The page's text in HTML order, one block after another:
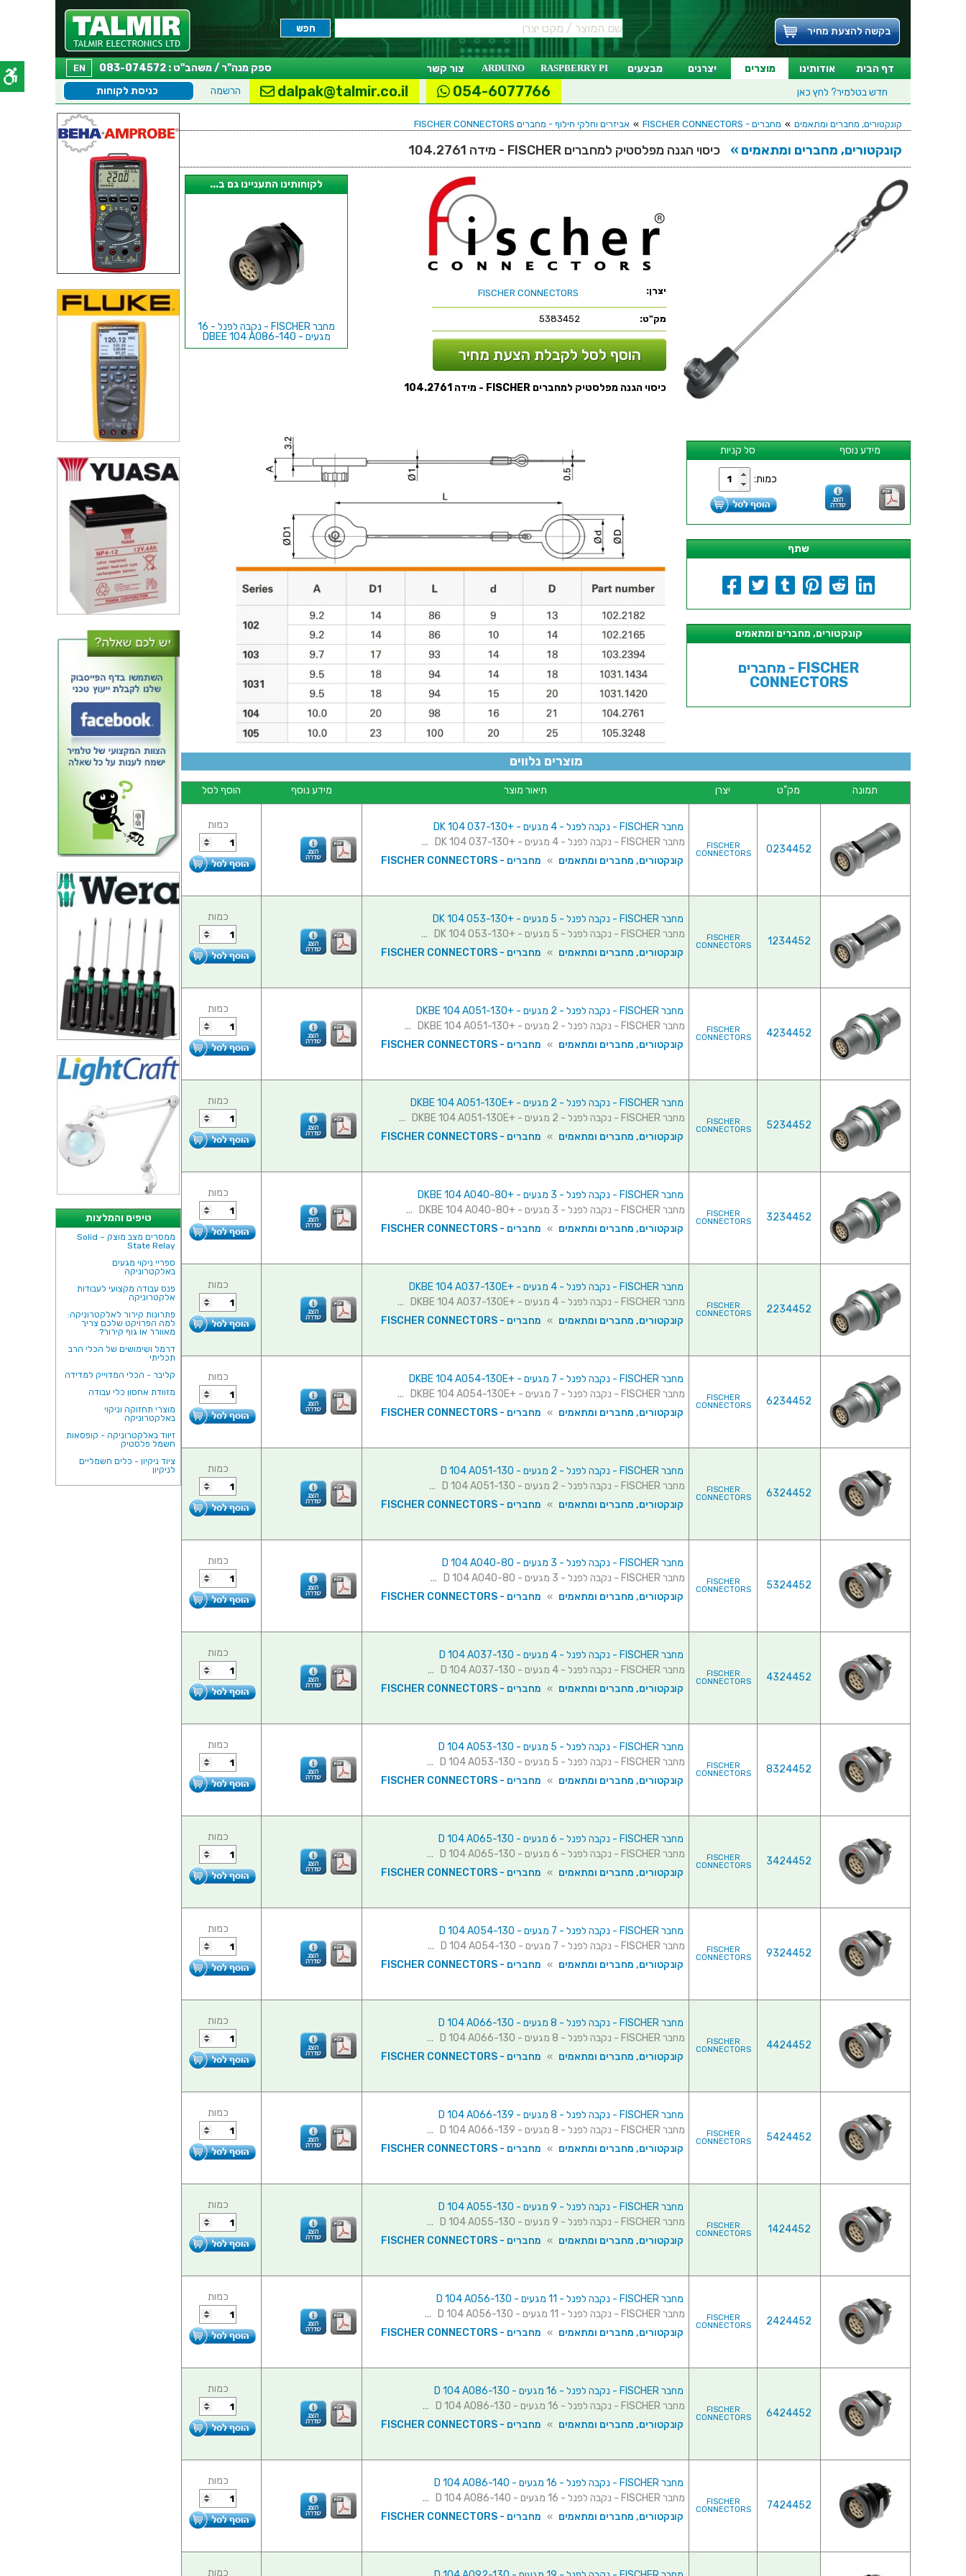
בקשה להצעת מחיר
דף הבית אודותינו מוצרים יצרנים מבצעים RASPBERRY PI
ARDUINO צור קשר EN
ספק מנה"ר / משהב"ט : 083-074572
חדש בטלמיר? לחץ כאן כניסת לקוחות הרשמה dalpak@talmir.co.il 054-6077766
טיפים והמלצות
ממסרים מצב מוצק – Solid
State Relay
ספריי ניקוי מגעים
באלקטרוניקה
פנס עבודה מקצועי לעבודות
אלקטרוניקה
פתרונות קירור לאלקטרוניקה:
למה הפרויקט שלכם צריך
מאוורר או גוף קירור?
דרמל ושימושים של הכלי הרב
תכליתי
קליבר - הכלי המדוייק למדידה
מזוודת אחסון כלי עבודה
מוצרי תחזוקה וניקוי
באלקטרוניקה
זיווד באלקטרוניקה - קופסאות
חשמל פלסטיק
ציוד ניקיון - כלים חשמליים
לניקיון
קונקטורים, מחברים ומתאמים » מחברים - FISCHER CONNECTORS » אביזרים וחלקי חילוף - מחברים FISCHER CONNECTORS
קונקטורים, מחברים ומתאמים » כיסוי הגנה מפלסטיק למחברים FISCHER - מידה 104.2761
סל קניות מידע נוסף
כמות:
שתף
קונקטורים, מחברים ומתאמים
מחברים - FISCHER
CONNECTORS
יצרן: FISCHER CONNECTORS
מק"ט: 5383452
הוסף לסל לקבלת הצעת מחיר
לקוחותינו התעניינו גם ב...
מחבר FISCHER - נקבה לפנל - 16
מגעים - DBEE 104 A086-140
מגעים - DBP 105 A067-139
מגעים - DBPE 105 A069-139
כיסוי הגנה מפלסטיק למחברים FISCHER - מידה 104.2761
מוצרים נלווים
תמונה מק"ט יצרן תיאור מוצר מידע נוסף הוסף לסל
0234452
FISCHER
CONNECTORS
מחבר FISCHER - נקבה לפנל - 4 מגעים - +DK 104 037-130
מחבר FISCHER - נקבה לפנל - 4 מגעים - +DK 104 037-130 ...
קונקטורים, מחברים ומתאמים » מחברים - FISCHER CONNECTORS
כמות
1234452
FISCHER
CONNECTORS
מחבר FISCHER - נקבה לפנל - 5 מגעים - +DK 104 053-130
מחבר FISCHER - נקבה לפנל - 5 מגעים - +DK 104 053-130 ...
קונקטורים, מחברים ומתאמים » מחברים - FISCHER CONNECTORS
כמות
4234452
FISCHER
CONNECTORS
מחבר FISCHER - נקבה לפנל - 2 מגעים - +DKBE 104 A051-130
מחבר FISCHER - נקבה לפנל - 2 מגעים - +DKBE 104 A051-130 ...
קונקטורים, מחברים ומתאמים » מחברים - FISCHER CONNECTORS
כמות
5234452
FISCHER
CONNECTORS
מחבר FISCHER - נקבה לפנל - 2 מגעים - +DKBE 104 A051-130E
מחבר FISCHER - נקבה לפנל - 2 מגעים - +DKBE 104 A051-130E ...
קונקטורים, מחברים ומתאמים » מחברים - FISCHER CONNECTORS
כמות
3234452
FISCHER
CONNECTORS
מחבר FISCHER - נקבה לפנל - 3 מגעים - +DKBE 104 A040-80
מחבר FISCHER - נקבה לפנל - 3 מגעים - +DKBE 104 A040-80 ...
קונקטורים, מחברים ומתאמים » מחברים - FISCHER CONNECTORS
כמות
2234452
FISCHER
CONNECTORS
מחבר FISCHER - נקבה לפנל - 4 מגעים - +DKBE 104 A037-130E
מחבר FISCHER - נקבה לפנל - 4 מגעים - +DKBE 104 A037-130E ...
קונקטורים, מחברים ומתאמים » מחברים - FISCHER CONNECTORS
כמות
6234452
FISCHER
CONNECTORS
מחבר FISCHER - נקבה לפנל - 7 מגעים - +DKBE 104 A054-130E
מחבר FISCHER - נקבה לפנל - 7 מגעים - +DKBE 104 A054-130E ...
קונקטורים, מחברים ומתאמים » מחברים - FISCHER CONNECTORS
כמות
6324452
FISCHER
CONNECTORS
מחבר FISCHER - נקבה לפנל - 2 מגעים - D 104 A051-130
מחבר FISCHER - נקבה לפנל - 2 מגעים - D 104 A051-130 ...
קונקטורים, מחברים ומתאמים » מחברים - FISCHER CONNECTORS
כמות
5324452
FISCHER
CONNECTORS
מחבר FISCHER - נקבה לפנל - 3 מגעים - D 104 A040-80
מחבר FISCHER - נקבה לפנל - 3 מגעים - D 104 A040-80 ...
קונקטורים, מחברים ומתאמים » מחברים - FISCHER CONNECTORS
כמות
4324452
FISCHER
CONNECTORS
מחבר FISCHER - נקבה לפנל - 4 מגעים - D 104 A037-130
מחבר FISCHER - נקבה לפנל - 4 מגעים - D 104 A037-130 ...
קונקטורים, מחברים ומתאמים » מחברים - FISCHER CONNECTORS
כמות
8324452
FISCHER
CONNECTORS
מחבר FISCHER - נקבה לפנל - 5 מגעים - D 104 A053-130
מחבר FISCHER - נקבה לפנל - 5 מגעים - D 104 A053-130 ...
קונקטורים, מחברים ומתאמים » מחברים - FISCHER CONNECTORS
כמות
3424452
FISCHER
CONNECTORS
מחבר FISCHER - נקבה לפנל - 6 מגעים - D 104 A065-130
מחבר FISCHER - נקבה לפנל - 6 מגעים - D 104 A065-130 ...
קונקטורים, מחברים ומתאמים » מחברים - FISCHER CONNECTORS
כמות
9324452
FISCHER
CONNECTORS
מחבר FISCHER - נקבה לפנל - 7 מגעים - D 104 A054-130
מחבר FISCHER - נקבה לפנל - 7 מגעים - D 104 A054-130 ...
קונקטורים, מחברים ומתאמים » מחברים - FISCHER CONNECTORS
כמות
4424452
FISCHER
CONNECTORS
מחבר FISCHER - נקבה לפנל - 8 מגעים - D 104 A066-130
מחבר FISCHER - נקבה לפנל - 8 מגעים - D 104 A066-130 ...
קונקטורים, מחברים ומתאמים » מחברים - FISCHER CONNECTORS
כמות
5424452
FISCHER
CONNECTORS
מחבר FISCHER - נקבה לפנל - 8 מגעים - D 104 A066-139
מחבר FISCHER - נקבה לפנל - 8 מגעים - D 104 A066-139 ...
קונקטורים, מחברים ומתאמים » מחברים - FISCHER CONNECTORS
כמות
1424452
FISCHER
CONNECTORS
מחבר FISCHER - נקבה לפנל - 9 מגעים - D 104 A055-130
מחבר FISCHER - נקבה לפנל - 9 מגעים - D 104 A055-130 ...
קונקטורים, מחברים ומתאמים » מחברים - FISCHER CONNECTORS
כמות
2424452
FISCHER
CONNECTORS
מחבר FISCHER - נקבה לפנל - 11 מגעים - D 104 A056-130
מחבר FISCHER - נקבה לפנל - 11 מגעים - D 104 A056-130 ...
קונקטורים, מחברים ומתאמים » מחברים - FISCHER CONNECTORS
כמות
6424452
FISCHER
CONNECTORS
מחבר FISCHER - נקבה לפנל - 16 מגעים - D 104 A086-130
מחבר FISCHER - נקבה לפנל - 16 מגעים - D 104 A086-130 ...
קונקטורים, מחברים ומתאמים » מחברים - FISCHER CONNECTORS
כמות
7424452
FISCHER
CONNECTORS
מחבר FISCHER - נקבה לפנל - 16 מגעים - D 104 A086-140
מחבר FISCHER - נקבה לפנל - 16 מגעים - D 104 A086-140 ...
קונקטורים, מחברים ומתאמים » מחברים - FISCHER CONNECTORS
כמות
כמות